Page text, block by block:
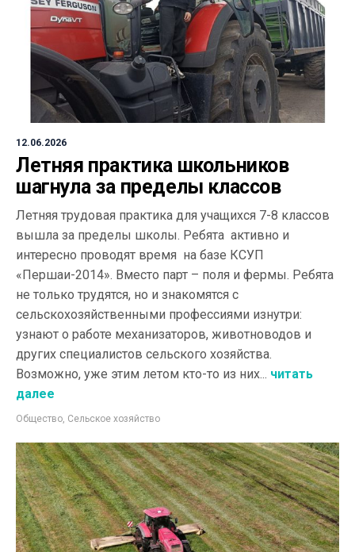
12.06.2026
Летняя практика школьников
шагнула за пределы классов
Летняя трудовая практика для учащихся 7-8 классов
вышла за пределы школы. Ребята активно и
интересно проводят время на базе КСУП
«Першаи-2014». Вместо парт – поля и фермы. Ребята
не только трудятся, но и знакомятся с
сельскохозяйственными профессиями изнутри:
узнают о работе механизаторов, животноводов и
других специалистов сельского хозяйства.
Возможно, уже этим летом кто-то из них... читать
далее
Общество, Сельское хозяйство